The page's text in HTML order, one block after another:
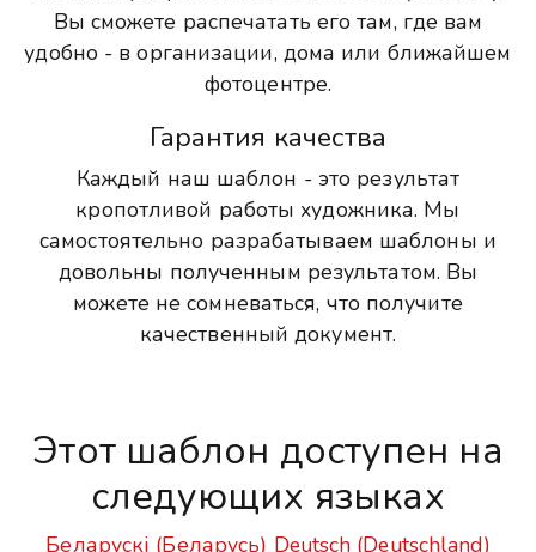
Вы сможете распечатать его там, где вам
удобно - в организации, дома или ближайшем
фотоцентре.
Гарантия качества
Каждый наш шаблон - это результат
кропотливой работы художника. Мы
самостоятельно разрабатываем шаблоны и
довольны полученным результатом. Вы
можете не сомневаться, что получите
качественный документ.
Этот шаблон доступен на
следующих языках
Беларускі (Беларусь) Deutsch (Deutschland)